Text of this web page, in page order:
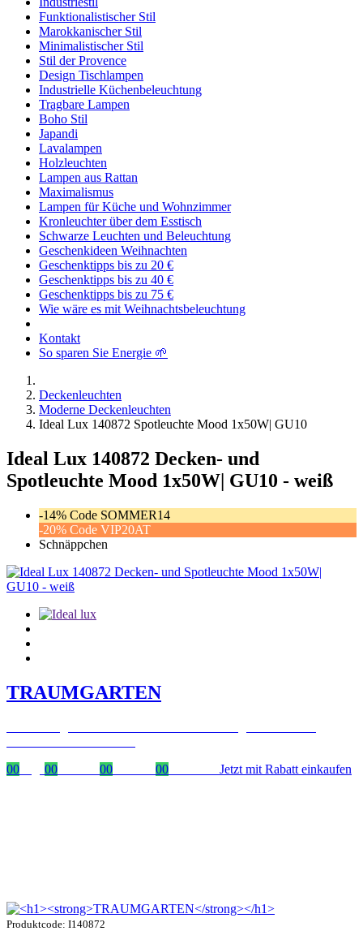
Funktionalistischer Stil
Marokkanischer Stil
Minimalistischer Stil
Stil der Provence
Design Tischlampen
Industrielle Küchenbeleuchtung
Tragbare Lampen
Boho Stil
Japandi
Lavalampen
Holzleuchten
Lampen aus Rattan
Maximalismus
Lampen für Küche und Wohnzimmer
Kronleuchter über dem Esstisch
Schwarze Leuchten und Beleuchtung
Geschenkideen Weihnachten
Geschenktipps bis zu 20 €
Geschenktipps bis zu 40 €
Geschenktipps bis zu 75 €
Wie wäre es mit Weihnachtsbeleuchtung
Kontakt
So sparen Sie Energie 🌱
Deckenleuchten
Moderne Deckenleuchten
Ideal Lux 140872 Spotleuchte Mood 1x50W| GU10
Ideal Lux 140872 Decken- und
Spotleuchte Mood 1x50W| GU10 - weiß
-14% Code SOMMER14
-20% Code VIP20AT
Schnäppchen
TRAUMGARTEN
00
00 00 00 Jetzt mit Rabatt einkaufen
Produktcode: I140872